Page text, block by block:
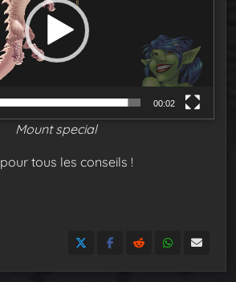
i
d
o
00:02
Mount special
pour tous les conseils !